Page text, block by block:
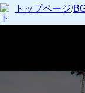
トップページ/